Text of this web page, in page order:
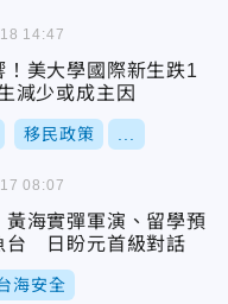
！美大學國際新生跌1
減少或成主因
移民政策
14:47
黃海實彈軍演、留學預
台 日盼元首級對話
海安全
08:07